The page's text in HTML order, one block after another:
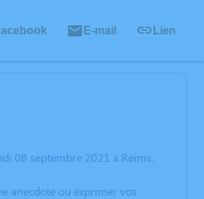
E-mail Lien
08 septembre 2021 à Reims.
anecdote ou exprimer vos